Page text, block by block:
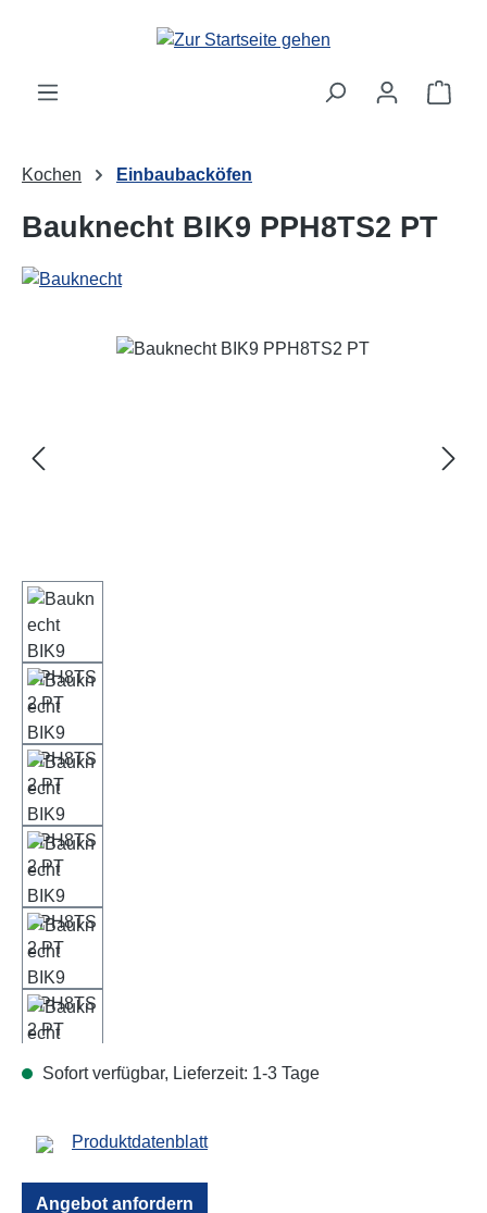
Zum Hauptinhalt springen
Kochen Einbaubacköfen
Bauknecht BIK9 PPH8TS2 PT
Bildergalerie überspringen
Sofort verfügbar, Lieferzeit: 1-3 Tage
Produktdatenblatt
Angebot anfordern